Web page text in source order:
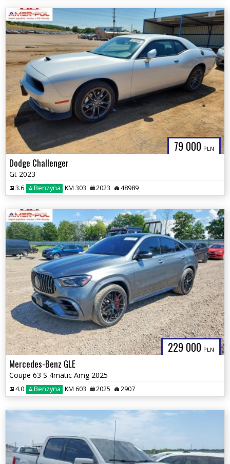
79 000 PLN
Dodge Challenger
Gt 2023
3.6 Benzyna KM 303 2023 48989
229 000 PLN
Mercedes-Benz GLE
Coupe 63 S 4matic Amg 2025
4.0 Benzyna KM 603 2025 2907